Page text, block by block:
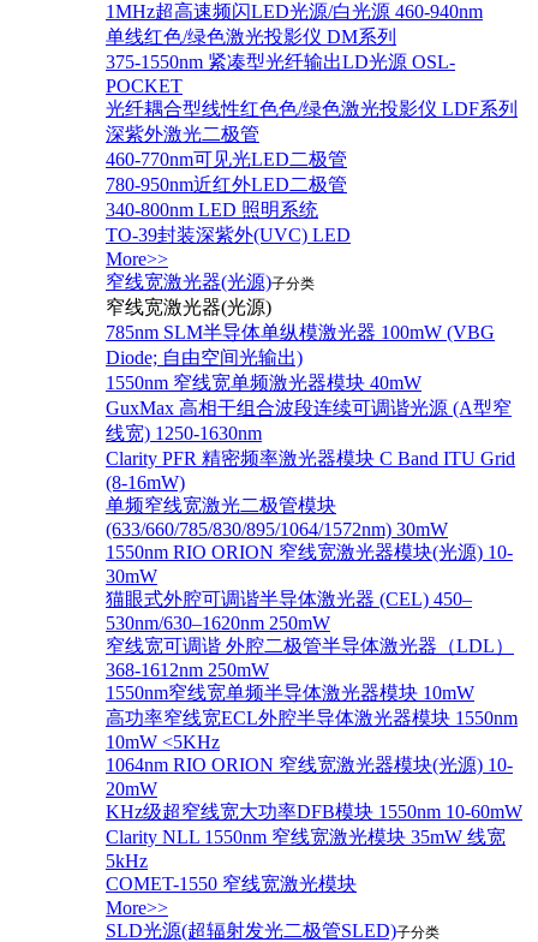
1MHz超高速频闪LED光源/白光源 460-940nm
单线红色/绿色激光投影仪 DM系列
375-1550nm 紧凑型光纤输出LD光源 OSL-
POCKET
光纤耦合型线性红色色/绿色激光投影仪 LDF系列
深紫外激光二极管
460-770nm可见光LED二极管
780-950nm近红外LED二极管
340-800nm LED 照明系统
TO-39封装深紫外(UVC) LED
More>>
窄线宽激光器(光源)子分类
窄线宽激光器(光源)
785nm SLM半导体单纵模激光器 100mW (VBG
Diode; 自由空间光输出)
1550nm 窄线宽单频激光器模块 40mW
GuxMax 高相干组合波段连续可调谐光源 (A型窄
线宽) 1250-1630nm
Clarity PFR 精密频率激光器模块 C Band ITU Grid
(8-16mW)
单频窄线宽激光二极管模块
(633/660/785/830/895/1064/1572nm) 30mW
1550nm RIO ORION 窄线宽激光器模块(光源) 10-
30mW
猫眼式外腔可调谐半导体激光器 (CEL) 450–
530nm/630–1620nm 250mW
窄线宽可调谐 外腔二极管半导体激光器（LDL）
368-1612nm 250mW
1550nm窄线宽单频半导体激光器模块 10mW
高功率窄线宽ECL外腔半导体激光器模块 1550nm
10mW <5KHz
1064nm RIO ORION 窄线宽激光器模块(光源) 10-
20mW
KHz级超窄线宽大功率DFB模块 1550nm 10-60mW
Clarity NLL 1550nm 窄线宽激光模块 35mW 线宽
5kHz
COMET-1550 窄线宽激光模块
More>>
SLD光源(超辐射发光二极管SLED)子分类